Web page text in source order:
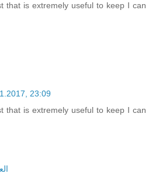
that is extremely useful to keep I can
23:09
that is extremely useful to keep I can